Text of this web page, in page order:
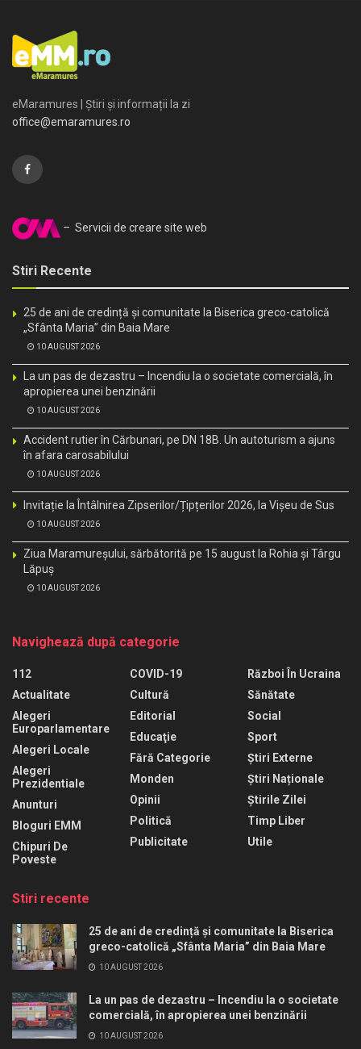
eMaramures | Știri și informații la zi
office@emaramures.ro
– Servicii de creare site web
Stiri Recente
25 de ani de credință și comunitate la Biserica greco-catolică
„Sfânta Maria” din Baia Mare
10 AUGUST 2026
La un pas de dezastru – Incendiu la o societate comercială, în
apropierea unei benzinării
10 AUGUST 2026
Accident rutier în Cărbunari, pe DN 18B. Un autoturism a ajuns
în afara carosabilului
10 AUGUST 2026
Invitație la Întâlnirea Zipserilor/Țipțerilor 2026, la Vișeu de Sus
10 AUGUST 2026
Ziua Maramureșului, sărbătorită pe 15 august la Rohia și Târgu
Lăpuș
10 AUGUST 2026
Navighează după categorie
112
Actualitate
Alegeri
Europarlamentare
Alegeri Locale
Alegeri
Prezidentiale
Anunturi
Bloguri EMM
Chipuri De
Poveste
COVID-19
Cultură
Editorial
Educaţie
Fără Categorie
Monden
Opinii
Politică
Publicitate
Război În Ucraina
Sănătate
Social
Sport
Știri Externe
Știri Naționale
Știrile Zilei
Timp Liber
Utile
Stiri recente
25 de ani de credință și comunitate la Biserica
greco-catolică „Sfânta Maria” din Baia Mare
10 AUGUST 2026
La un pas de dezastru – Incendiu la o societate
comercială, în apropierea unei benzinării
10 AUGUST 2026